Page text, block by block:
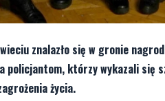
znalazło się w gronie
policjantom, którzy wykazali się
życia.